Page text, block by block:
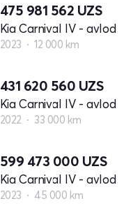
475 981 562 UZS
Kia Carnival IV - avlod
2023 12 000 km
431 620 560 UZS
Kia Carnival IV - avlod
2022 33 000 km
599 473 000 UZS
Kia Carnival IV - avlod
2023 45 000 km